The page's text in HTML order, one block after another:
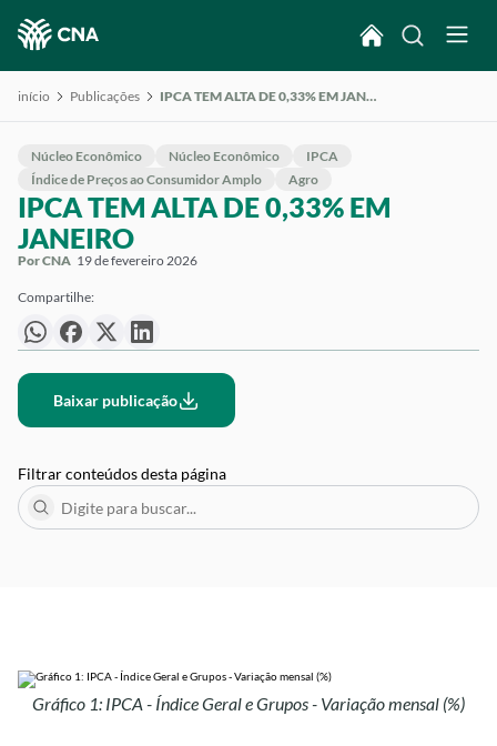
início Publicações IPCA TEM ALTA DE 0,33% EM JANEIRO
Núcleo Econômico Núcleo Econômico
IPCA
Índice de Preços ao Consumidor Amplo
Agro
IPCA TEM ALTA DE 0,33% EM
JANEIRO
Por CNA 19 de fevereiro 2026
Compartilhe:
Baixar publicação
Filtrar conteúdos desta página
Gráfico 1: IPCA - Índice Geral e Grupos - Variação mensal (%)